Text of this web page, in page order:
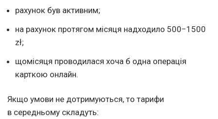
рахунок був активним;
на рахунок протягом місяця надходило 500−1500
zł;
щомісяця проводилася хоча б одна операція
карткою онлайн.
Якщо умови не дотримуються, то тарифи
в середньому складуть: